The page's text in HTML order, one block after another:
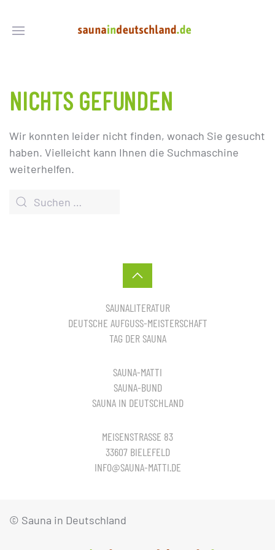
NICHTS GEFUNDEN
Wir konnten leider nicht finden, wonach Sie gesucht
haben. Vielleicht kann Ihnen die Suchmaschine
weiterhelfen.
SAUNALITERATUR
DEUTSCHE AUFGUSS-MEISTERSCHAFT
TAG DER SAUNA
SAUNA-MATTI
SAUNA-BUND
SAUNA IN DEUTSCHLAND
MEISENSTRASSE 83
33607 BIELEFELD
INFO@SAUNA-MATTI.DE
© Sauna in Deutschland